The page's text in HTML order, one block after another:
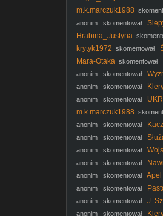
m.k.marczuk1988
Lektor PL
anonim skomentował
[ENG]
Hrabina_Justyna
krytyk1972 skomentował
[ENG]
Mara-Otaka skomentował
anonim skomentował
anonim skomentował
molocha #kler
anonim skomentował
PAKUJĄ WALIZKI i
m.k.marczuk1988
PL] - The Liability
anonim skomentował
załatwicie! - prok.
anonim skomentował
anonim skomentował
#Batyr #Nawrocki
anonim skomentował
#Batyr #wojskopolskie
anonim skomentował
#Nawrocki #Batyr
anonim skomentował
#Kaczyński #PiStoRosja
anonim skomentował
J.
kryła pedofilię! #kler
anonim skomentował